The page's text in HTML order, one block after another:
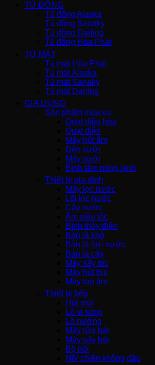
TỦ ĐÔNG
Tủ đông Alaska
Tủ đông Sanaky
Tủ đông Darling
Tủ đông Hòa Phát
TỦ MÁT
Tủ mát Hòa Phát
Tủ mát Alaska
Tủ mát Sanaky
Tủ mát Darling
GIA DỤNG
Sản phẩm mùa vụ
Quạt điều hòa
Quạt điện
Máy hút ẩm
Đèn sưởi
Máy sưởi
Bình tắm nóng lạnh
Thiết bị gia đình
Máy lọc nước
Lõi lọc nước
Cây nước
Ấm siêu tốc
Bình thủy điện
Bàn là khô
Bàn là hơi nước
Bàn là cây
Máy sấy tóc
Máy hút bụi
Máy tạo ẩm
Thiết bị bếp
Hút mùi
Lò vi sóng
Lò nướng
Máy rửa bát
Máy sấy bát
Bộ nồi
Nồi chiên không dầu